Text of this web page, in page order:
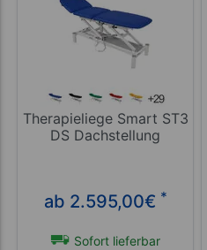
Therapieliege Smart ST3
DS Dachstellung
ab 2.595,00€ *
Sofort lieferbar